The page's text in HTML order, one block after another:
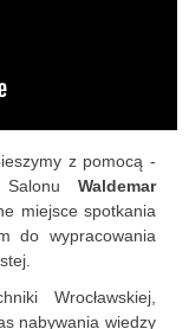
z pomocą -
Salonu Waldemar
miejsce spotkania
do wypracowania
Wrocławskiej,
nabywania wiedzy